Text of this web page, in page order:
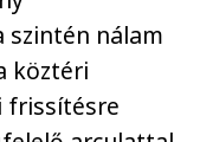
szintén nálam
köztéri
frissítésre